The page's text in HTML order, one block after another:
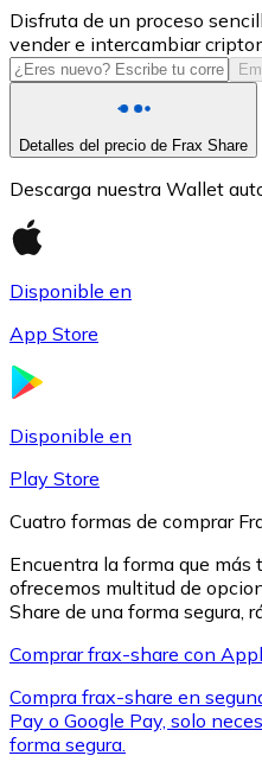
USD Coin
USDC
XRP
XRP
Disfruta de un proceso
vender e intercambiar
Detalles del precio de Frax Share
Descarga nuestra Wallet
Disponible en
App Store
Disponible en
Play Store
Cuatro formas de comprar
Encuentra la forma que más
ofrecemos multitud de
Share de una forma segura,
Comprar frax-share con
Compra frax-share en
Pay o Google Pay, solo
forma segura.